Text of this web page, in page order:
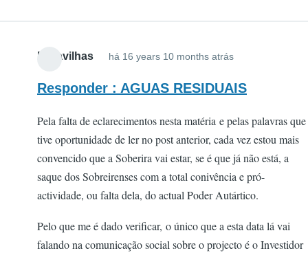
Maravilhas há 16 years 10 months atrás
Responder : AGUAS RESIDUAIS
Pela falta de eclarecimentos nesta matéria e pelas palavras que
tive oportunidade de ler no post anterior, cada vez estou mais
convencido que a Soberira vai estar, se é que já não está, a
saque dos Sobreirenses com a total conivência e pró-
actividade, ou falta dela, do actual Poder Autártico.
Pelo que me é dado verificar, o único que a esta data lá vai
falando na comunicação social sobre o projecto é o Investidor